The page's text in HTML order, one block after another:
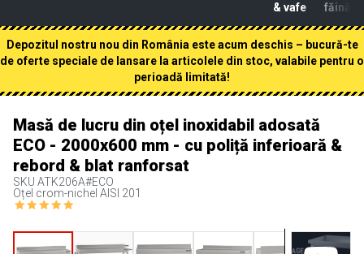
& vafe
făină
Depozitul nostru nou din România este acum deschis – bucură-te
de oferte speciale de lansare la articolele din stoc, valabile pentru o
perioadă limitată!
Masă de lucru din oțel inoxidabil adosată
ECO - 2000x600 mm - cu poliță inferioară &
rebord & blat ranforsat
SKU ATK206A#ECO
Oțel crom-nichel AISI 201